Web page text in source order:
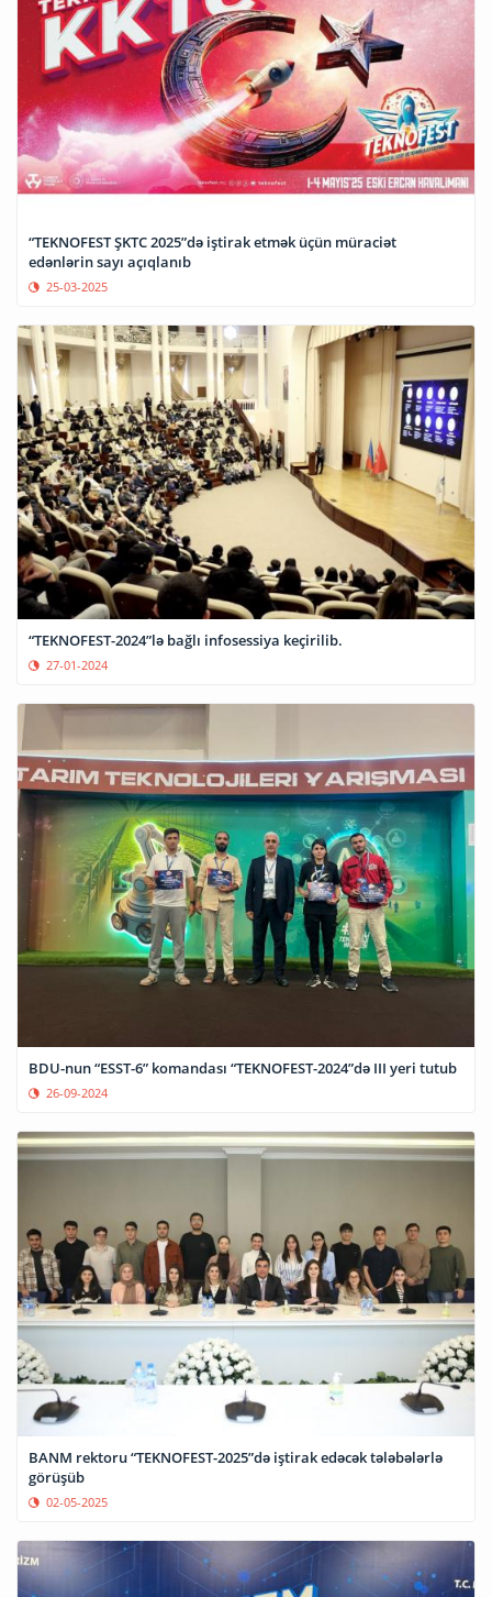
“TEKNOFEST ŞKTC 2025”də iştirak etmək üçün müraciət
edənlərin sayı açıqlanıb
25-03-2025
“TEKNOFEST-2024”lə bağlı infosessiya keçirilib.
27-01-2024
BDU-nun “ESST-6” komandası “TEKNOFEST-2024”də III yeri tutub
26-09-2024
BANM rektoru “TEKNOFEST-2025”də iştirak edəcək tələbələrlə
görüşüb
02-05-2025